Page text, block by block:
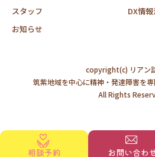
相談予約 お問い合わ
スタッフ
お知らせ
DX情
copyright(c) リアン
筑紫地域を中心に精神・発達障害を
All Rights